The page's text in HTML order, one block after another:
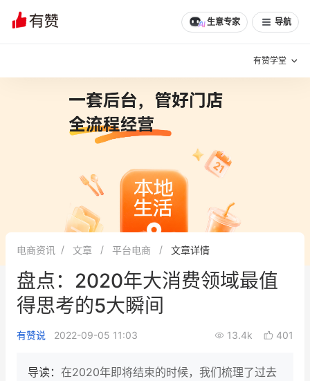
生意专家 导航
有赞学堂
增长方法
有赞专家说
新零售最佳实践
面对面聊增长
新零售大会 新零售茶会
电商资讯 文章 平台电商 文章详情
盘点：2020年大消费领域最值
得思考的5大瞬间
有赞说 2022-09-05 11:03 13.4k 401
导读： 在2020年即将结束的时候，我们梳理了过去